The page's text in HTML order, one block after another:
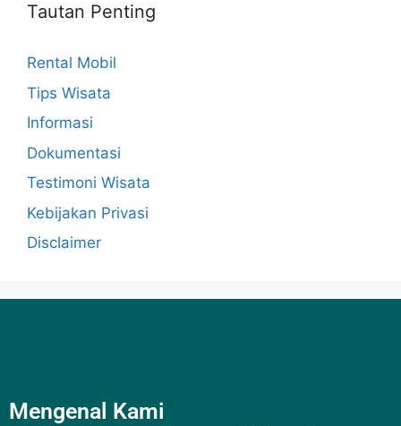
Tautan Penting
Rental Mobil
Tips Wisata
Informasi
Dokumentasi
Testimoni Wisata
Kebijakan Privasi
Disclaimer
Mengenal Kami